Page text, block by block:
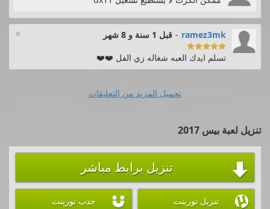
× ramez3mk
- قبل 1 سنة و 8 شهر

تسلم ايدك العبه شغاله زي الفل ❤️❤️
تحميل المزيد من التعليقات
تنزيل لعبة بيس 2017
 تنزيل برابط مباشر
 تنزيل تورينت  جذب تورينت